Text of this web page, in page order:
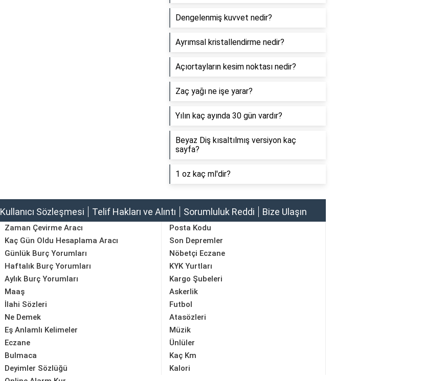
Dengelenmiş kuvvet nedir?
Ayrımsal kristallendirme nedir?
Açıortayların kesim noktası nedir?
Zaç yağı ne işe yarar?
Yılın kaç ayında 30 gün vardır?
Beyaz Diş kısaltılmış versiyon kaç
sayfa?
1 oz kaç ml'dir?
Kullanıcı Sözleşmesi Telif Hakları ve Alıntı Sorumluluk Reddi Bize Ulaşın
Zaman Çevirme Aracı
Kaç Gün Oldu Hesaplama Aracı
Günlük Burç Yorumları
Haftalık Burç Yorumları
Aylık Burç Yorumları
Maaş
Posta Kodu
Son Depremler
Nöbetçi Eczane
KYK Yurtları
Kargo Şubeleri
Askerlik
İlahi Sözleri
Ne Demek
Eş Anlamlı Kelimeler
Eczane
Bulmaca
Deyimler Sözlüğü
Futbol
Atasözleri
Müzik
Ünlüler
Kaç Km
Kalori